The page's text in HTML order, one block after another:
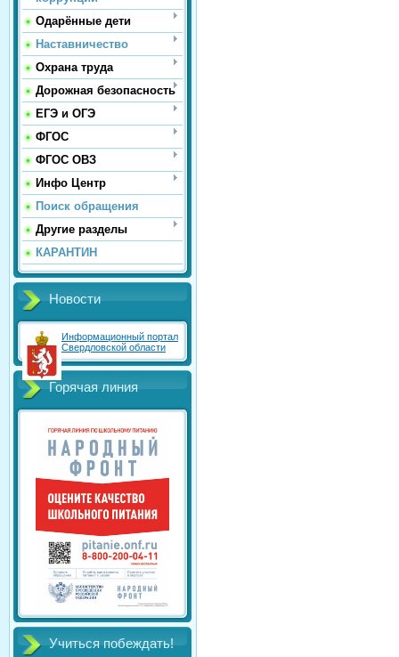
Одарённые дети
Наставничество
Охрана труда
Дорожная безопасность
ЕГЭ и ОГЭ
ФГОС
ФГОС ОВЗ
Инфо Центр
Поиск обращения
Другие разделы
КАРАНТИН
Новости
Информационный портал
Свердловской области
Горячая линия
Учиться побеждать!